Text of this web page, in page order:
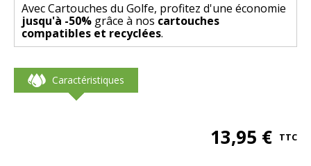
Avec Cartouches du Golfe, profitez d'une économie
jusqu'à -50% grâce à nos cartouches
compatibles et recyclées.
Caractéristiques
13,95 € TTC